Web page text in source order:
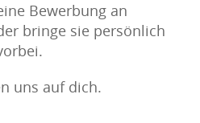
Bewerbung an
bringe sie persönlich
uns auf dich.